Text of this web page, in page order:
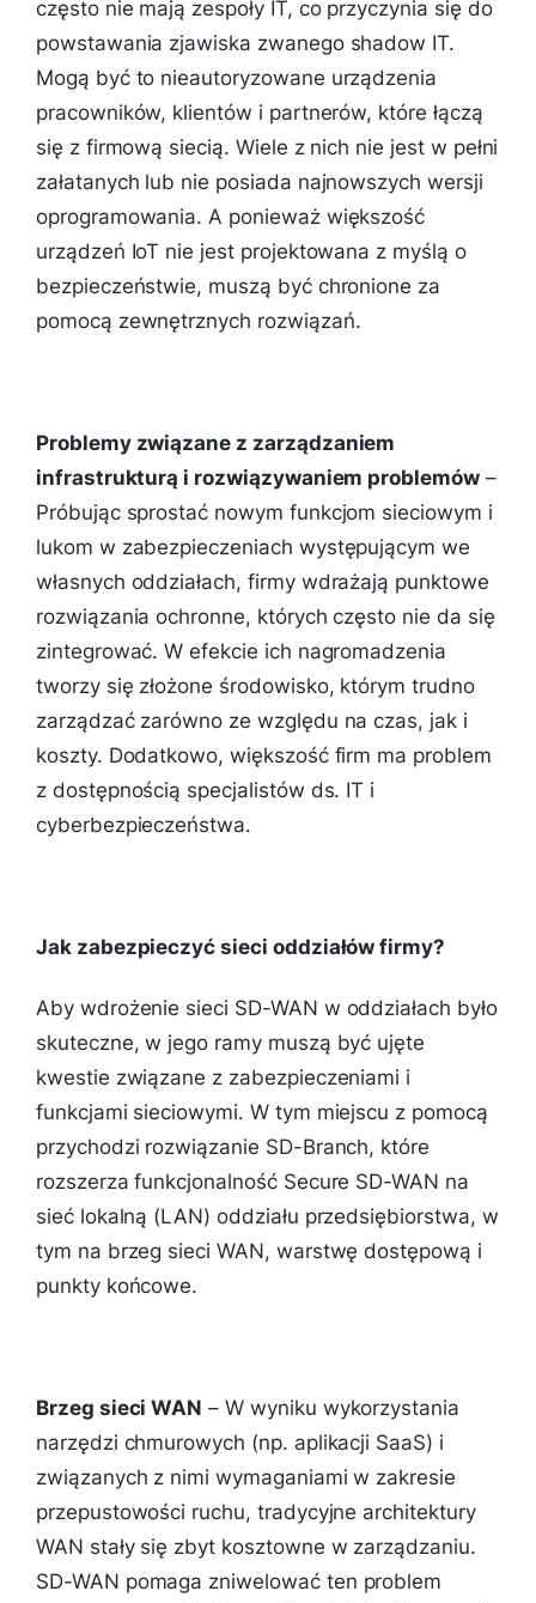
często nie mają zespoły IT, co przyczynia się do
powstawania zjawiska zwanego shadow IT.
Mogą być to nieautoryzowane urządzenia
pracowników, klientów i partnerów, które łączą
się z firmową siecią. Wiele z nich nie jest w pełni
załatanych lub nie posiada najnowszych wersji
oprogramowania. A ponieważ większość
urządzeń IoT nie jest projektowana z myślą o
bezpieczeństwie, muszą być chronione za
pomocą zewnętrznych rozwiązań.
Problemy związane z zarządzaniem
infrastrukturą i rozwiązywaniem problemów–
Próbując sprostać nowym funkcjom sieciowym i
lukom w zabezpieczeniach występującym we
własnych oddziałach, firmy wdrażają punktowe
rozwiązania ochronne, których często nie da się
zintegrować. W efekcie ich nagromadzenia
tworzy się złożone środowisko, którym trudno
zarządzać zarówno ze względu na czas, jak i
koszty. Dodatkowo, większość firm ma problem
z dostępnością specjalistów ds. IT i
cyberbezpieczeństwa.
Jak zabezpieczyć sieci oddziałów firmy?
Aby wdrożenie sieci SD-WAN w oddziałach było
skuteczne, w jego ramy muszą być ujęte
kwestie związane z zabezpieczeniami i
funkcjami sieciowymi. W tym miejscu z pomocą
przychodzi rozwiązanie SD-Branch, które
rozszerza funkcjonalność Secure SD-WAN na
sieć lokalną (LAN) oddziału przedsiębiorstwa, w
tym na brzeg sieci WAN, warstwę dostępową i
punkty końcowe.
Brzeg sieci WAN – W wyniku wykorzystania
narzędzi chmurowych (np. aplikacji SaaS) i
związanych z nimi wymaganiami w zakresie
przepustowości ruchu, tradycyjne architektury
WAN stały się zbyt kosztowne w zarządzaniu.
SD-WAN pomaga zniwelować ten problem